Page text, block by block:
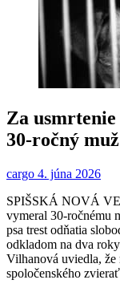
Za usmrtenie
30-ročný
cargo 4. júna 2026
SPIŠSKÁ NOVÁ
vymeral 30-ročnému
psa trest odňatia
odkladom na dva
Vilhanová uviedla, že
spoločenského